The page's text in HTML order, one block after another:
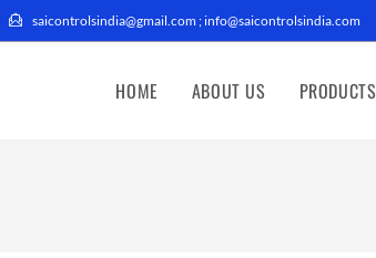
saicontrolsindia@gmail.com ; info@saicontrolsindia.com
HOME ABOUT US PRODUCTS